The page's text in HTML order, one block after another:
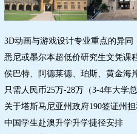
3D动画与游戏设计专业重点的异同
悉尼或墨尔本超低价研究生文凭课
侯巴特、阿德莱德、珀斯、黄金海
只需人民币25万-28万（3-4年大学
关于塔斯马尼亚州政府190签证州
中国学生赴澳升学升学捷径安排